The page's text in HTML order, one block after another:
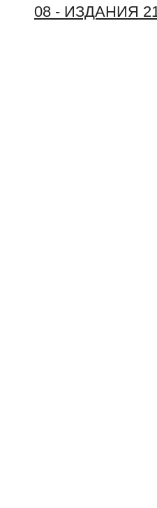
08 - ИЗДАНИЯ